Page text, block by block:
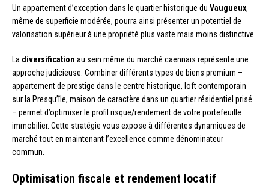
Un appartement d’exception dans le quartier historique du Vaugueux,
même de superficie modérée, pourra ainsi présenter un potentiel de
valorisation supérieur à une propriété plus vaste mais moins distinctive.
La diversification au sein même du marché caennais représente une
approche judicieuse. Combiner différents types de biens premium –
appartement de prestige dans le centre historique, loft contemporain
sur la Presqu’île, maison de caractère dans un quartier résidentiel prisé
– permet d’optimiser le profil risque/rendement de votre portefeuille
immobilier. Cette stratégie vous expose à différentes dynamiques de
marché tout en maintenant l’excellence comme dénominateur
commun.
Optimisation fiscale et rendement locatif